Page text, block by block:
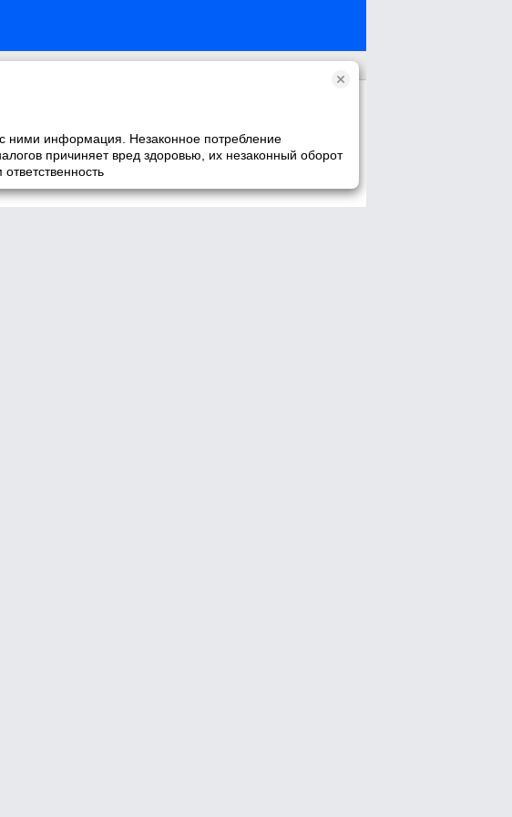
с ними информация. Незаконное потребление
причиняет вред здоровью, их незаконный оборот